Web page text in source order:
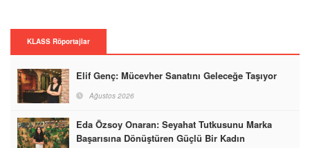
KLASS Röportajlar
Elif Genç: Mücevher Sanatını Geleceğe Taşıyor
Ağustos 2026
Eda Özsoy Onaran: Seyahat Tutkusunu Marka
Başarısına Dönüştüren Güçlü Bir Kadın